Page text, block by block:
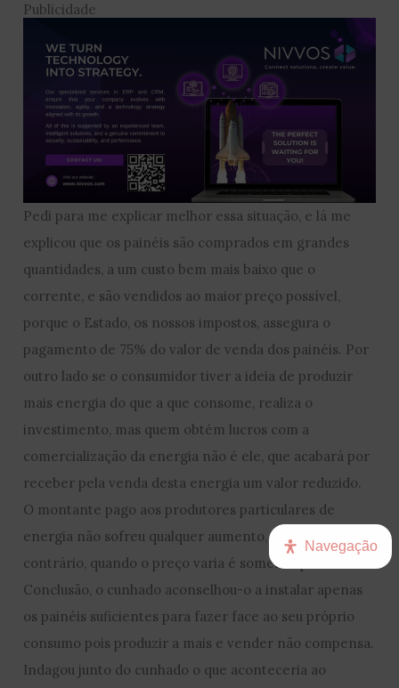
Publicidade
Pedi para me explicar melhor essa situação, e lá me
explicou que os painéis são comprados em grandes
quantidades, a um custo bem mais baixo que o
corrente, e são vendidos ao maior preço possível,
porque o Estado, os nossos impostos, assegura o
pagamento de 75% do valor de venda dos painéis. Por
outro lado se o consumidor tiver a ideia de produzir
mais energia do que a que consome, realiza o
investimento, mas quem obtém lucros com a
comercialização da energia não é ele, que acabará por
receber pela venda desta energia um valor reduzido.
O montante pago aos produtores particulares de
energia não sofreu qualquer aumento, antes pelo
contrário, quando o preço varia é somente para baixo.
Conclusão, o cunhado aconselhou-o a instalar apenas
os painéis suficientes para fazer face ao seu próprio
consumo pois produzir a mais e vender não compensa.
Indagou junto do cunhado o que aconteceria ao
Navegação